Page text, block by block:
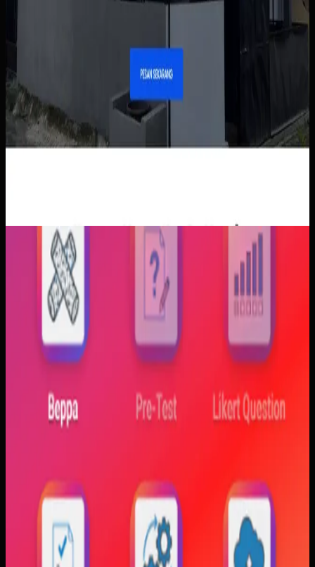
Aplikasi Mobile
Trajectfika
Trajectfika
Sebelumnya
Mahasiswa sering kesulitan menghubungkan persamaan
matematis dengan perilaku fisik yang sebenarnya,
konsisten. Materi yang hanya tampil statis juga membuat
konsep perubahan fase dan perilaku sistem sulit
dibayangkan.
visualisasi gerak, dan grafik yang berubah langsung saat
variabel diubah. Dengan begitu, mahasiswa bisa melihat
hubungan antara teori dan simulasi secara lebih konkret.
Baca studi kasus